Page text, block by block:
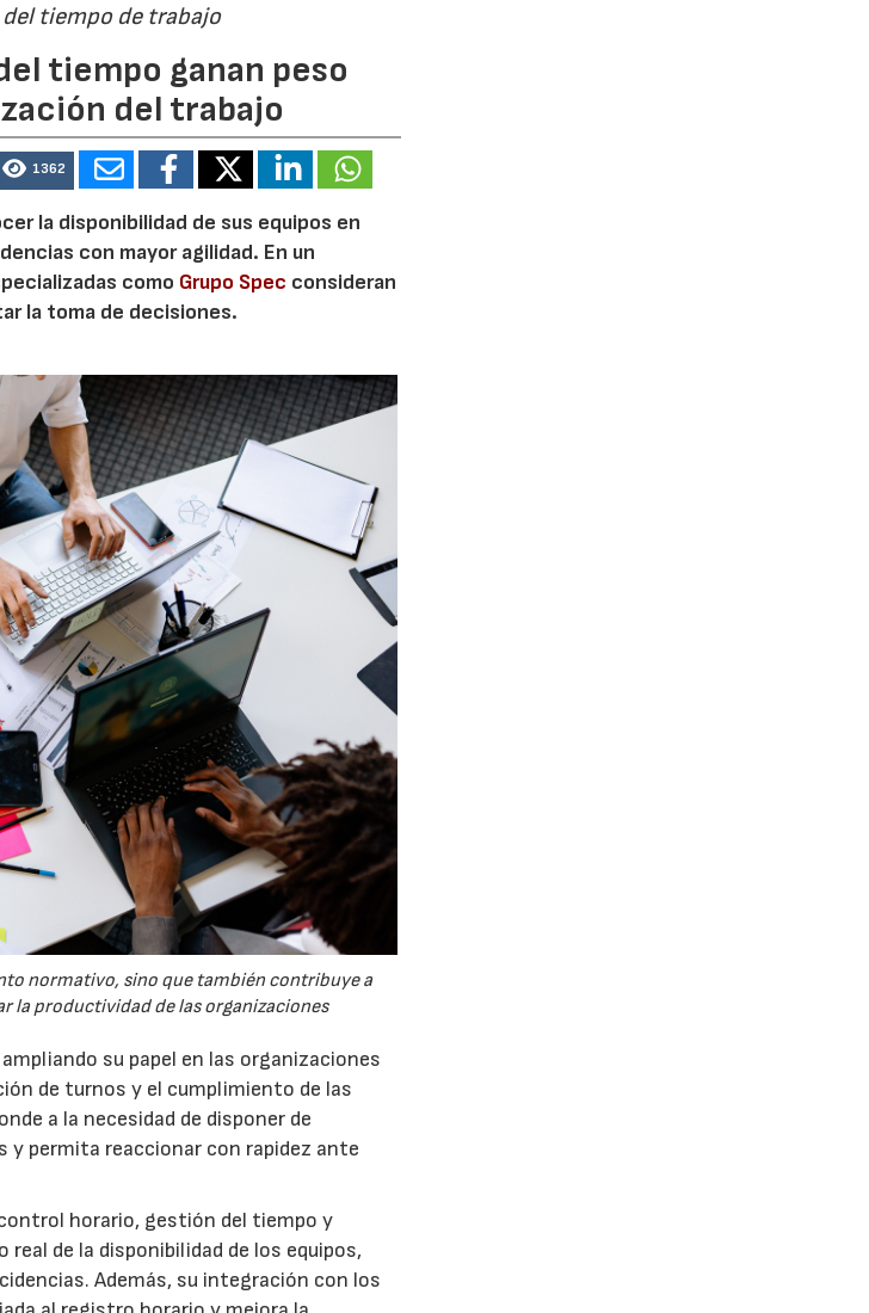
tiempo de trabajo
tiempo ganan peso
del trabajo
1362
la disponibilidad de sus equipos en
con mayor agilidad. En un
como Grupo Spec consideran
la toma de decisiones.
normativo, sino que también contribuye a
la productividad de las organizaciones
su papel en las organizaciones
de turnos y el cumplimiento de las
a la necesidad de disponer de
permita reaccionar con rapidez ante
horario, gestión del tiempo y
de la disponibilidad de los equipos,
Además, su integración con los